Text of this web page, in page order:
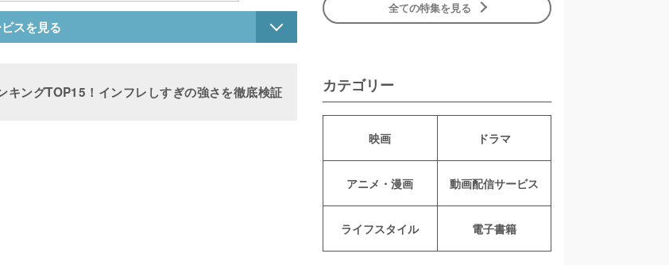
スを見る
キングTOP15！インフレしすぎの強さを徹底検証
全ての特集を見る
カテゴリー
映画 ドラマ
アニメ・漫画 動画配信サービス
ライフスタイル 電子書籍